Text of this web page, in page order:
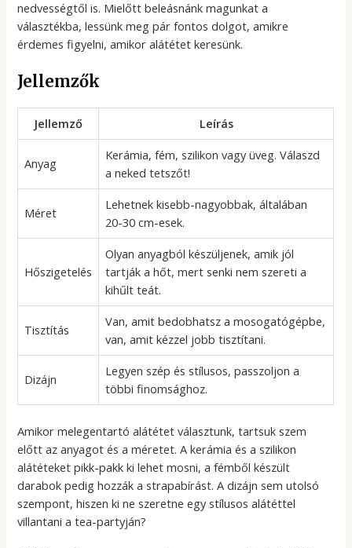
nedvességtől is. Mielőtt beleásnánk magunkat a
választékba, lessünk meg pár fontos dolgot, amikre
érdemes figyelni, amikor alátétet keresünk.
Jellemzők
Jellemző Leírás
Anyag
Kerámia, fém, szilikon vagy üveg. Válaszd
a neked tetszőt!
Méret
Lehetnek kisebb-nagyobbak, általában
20-30 cm-esek.
Hőszigetelés
Olyan anyagból készüljenek, amik jól
tartják a hőt, mert senki nem szereti a
kihűlt teát.
Tisztítás
Van, amit bedobhatsz a mosogatógépbe,
van, amit kézzel jobb tisztítani.
Dizájn
Legyen szép és stílusos, passzoljon a
többi finomsághoz.
Amikor melegentartó alátétet választunk, tartsuk szem
előtt az anyagot és a méretet. A kerámia és a szilikon
alátéteket pikk-pakk ki lehet mosni, a fémből készült
darabok pedig hozzák a strapabírást. A dizájn sem utolsó
szempont, hiszen ki ne szeretne egy stílusos alátéttel
villantani a tea-partyján?